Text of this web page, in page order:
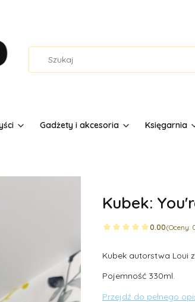
Gadżety i akcesoria Księgarnia
Kubek:
0.00(Oceny:
Kubek autorstwa Loui
Pojemność 330ml.
Przejdź do pełnego